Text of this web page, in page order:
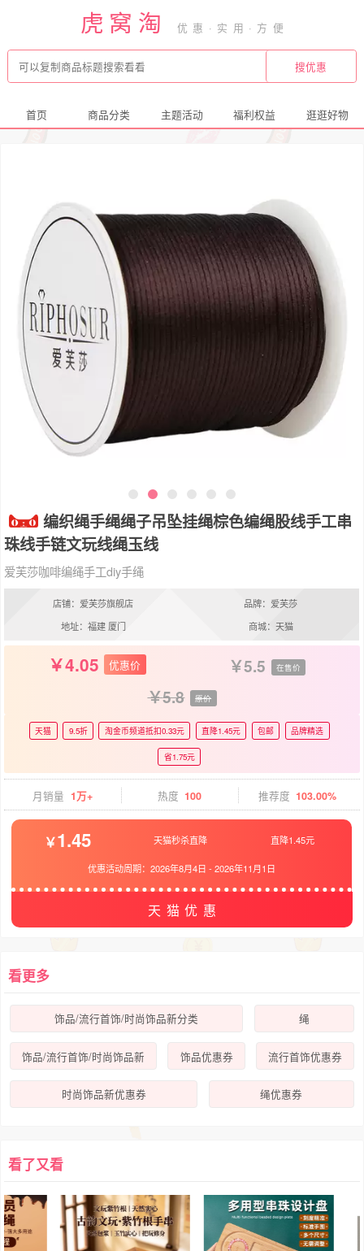
虎窝淘
首页 商品分类 主题活动 福利权益 逛逛好物
编织绳手绳绳子吊坠挂绳棕色编绳股线手工串
珠线手链文玩线绳玉线
爱芙莎咖啡编绳手工diy手绳
店铺：爱芙莎旗舰店
品牌：爱芙莎
地址：福建 厦门
商城：天猫
4.05 优惠价 5.5 在售价
5.8 原价
天猫 9.5折 淘金币频道抵扣0.33元 直降1.45元 包邮 品牌精选
省1.75元
月销量 1万+ 热度 100 推荐度 103.00%
1.45 天猫秒杀直降 直降1.45元
优惠活动周期：2026年8月4日 -2026年11月1日
天猫优惠
看更多
饰品/流行首饰/时尚饰品新分类 绳
饰品/流行首饰/时尚饰品新 饰品优惠券 流行首饰优惠券
时尚饰品新优惠券 绳优惠券
看了又看